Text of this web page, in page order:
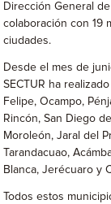
Dirección General
colaboración con 19
ciudades.
Desde el mes de
SECTUR ha
Felipe, Ocampo,
Rincón, San Diego
Moroleón, Jaral del
Tarandacuao,
Blanca, Jerécuaro y
Todos estos